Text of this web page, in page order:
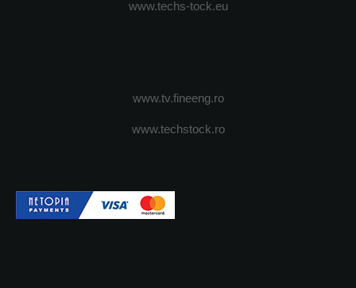
www.techs-tock.eu
www.tv.fineeng.ro
www.techstock.ro